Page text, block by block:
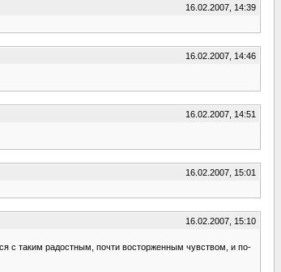
16.02.2007, 14:39
16.02.2007, 14:46
16.02.2007, 14:51
16.02.2007, 15:01
16.02.2007, 15:10
с таким радостным, почти восторженным чувством, и по-